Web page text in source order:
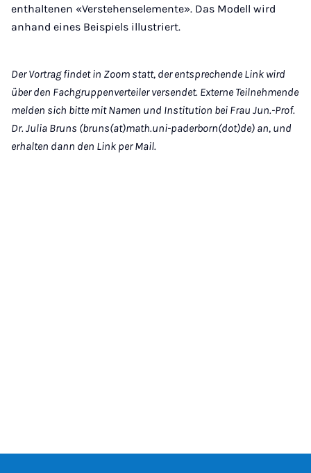
enthaltenen «Verstehenselemente». Das Modell wird
anhand eines Beispiels illustriert.
Der Vortrag findet in Zoom statt, der entsprechende Link wird
über den Fachgruppenverteiler versendet. Externe Teilnehmende
melden sich bitte mit Namen und Institution bei Frau Jun.-Prof.
Dr. Julia Bruns (bruns(at)math.uni-paderborn(dot)de) an, und
erhalten dann den Link per Mail.